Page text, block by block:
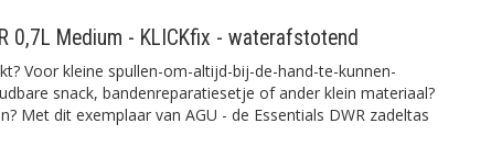
0,7L Medium - KLICKfix - waterafstotend
Voor kleine spullen-om-altijd-bij-de-hand-te-kunnen-
snack, bandenreparatiesetje of ander klein materiaal?
Met dit exemplaar van AGU - de Essentials DWR zadeltas